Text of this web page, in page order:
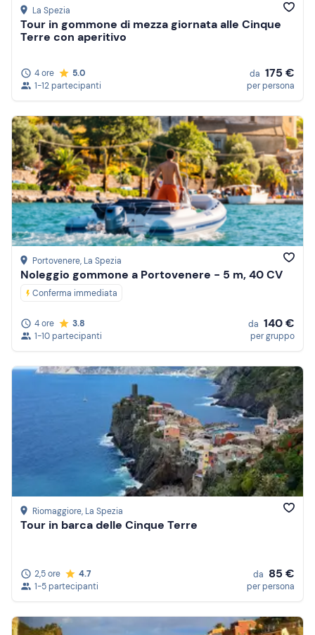
La Spezia
Tour in gommone di mezza giornata alle Cinque
Terre con aperitivo
4 ore
5.0
1-12 partecipanti
da 175 €
per persona
Portovenere, La Spezia
Noleggio gommone a Portovenere - 5 m, 40 CV
Conferma immediata
4 ore
3.8
1-10 partecipanti
da 140 €
per gruppo
Riomaggiore, La Spezia
Tour in barca delle Cinque Terre
2,5 ore
4.7
1-5 partecipanti
da 85 €
per persona